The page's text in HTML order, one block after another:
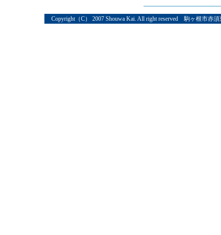
Copyright（C） 2007 Shouwa Kai. All right reserved 駒ヶ根市